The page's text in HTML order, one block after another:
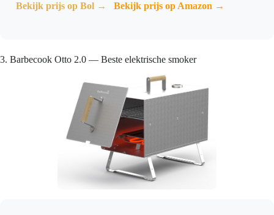
Bekijk prijs op Bol → Bekijk prijs op Amazon →
3. Barbecook Otto 2.0 — Beste elektrische smoker